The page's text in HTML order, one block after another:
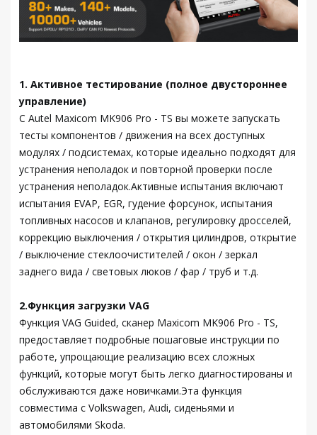
1. Активное тестирование (полное двустороннее
управление)
С Autel Maxicom MK906 Pro - TS вы можете запускать
тесты компонентов / движения на всех доступных
модулях / подсистемах, которые идеально подходят для
устранения неполадок и повторной проверки после
устранения неполадок.Активные испытания включают
испытания EVAP, EGR, гудение форсунок, испытания
топливных насосов и клапанов, регулировку дросселей,
коррекцию выключения / открытия цилиндров, открытие
/ выключение стеклоочистителей / окон / зеркал
заднего вида / световых люков / фар / труб и т.д.
2.Функция загрузки VAG
Функция VAG Guided, сканер Maxicom MK906 Pro - TS,
предоставляет подробные пошаговые инструкции по
работе, упрощающие реализацию всех сложных
функций, которые могут быть легко диагностированы и
обслуживаются даже новичками.Эта функция
совместима с Volkswagen, Audi, сиденьями и
автомобилями Skoda.